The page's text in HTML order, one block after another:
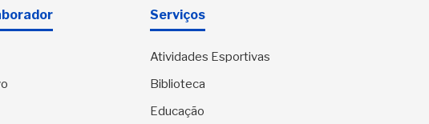
Serviços
Atividades Esportivas
Biblioteca
Educação